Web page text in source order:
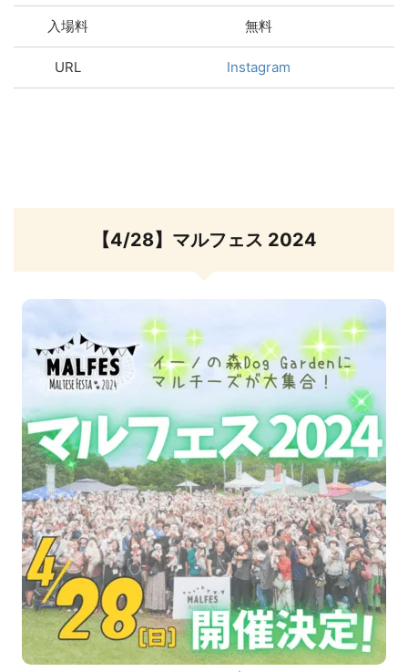
入場料 無料
URL Instagram
【4/28】マルフェス 2024